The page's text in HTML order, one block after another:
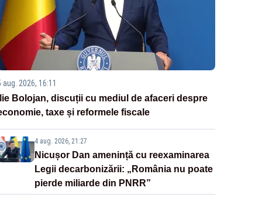
aug. 2026, 16:11
Ilie Bolojan, discuții cu mediul de afaceri despre
taxe și reformele fiscale
4 aug. 2026, 21:27
Nicușor Dan amenință cu reexaminarea
Legii decarbonizării: „România nu poate
pierde miliarde din PNRR”